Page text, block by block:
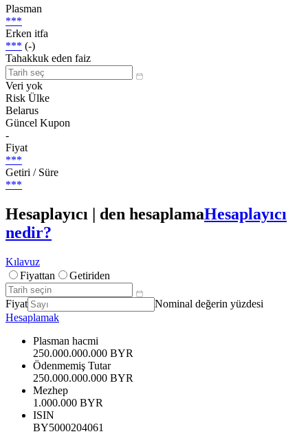
Plasman
***
Erken itfa
*** (-)
Tahakkuk eden faiz
Veri yok
Risk Ülke
Belarus
Güncel Kupon
-
Fiyat
***
Getiri / Süre
***
Hesaplayıcı | den hesaplamaHesaplayıcı
nedir?
Kılavuz
Fiyattan
Getiriden
Fiyat
Nominal değerin yüzdesi
Hesaplamak
Plasman hacmi
250.000.000.000 BYR
Ödenmemiş Tutar
250.000.000.000 BYR
Mezhep
1.000.000 BYR
ISIN
BY5000204061